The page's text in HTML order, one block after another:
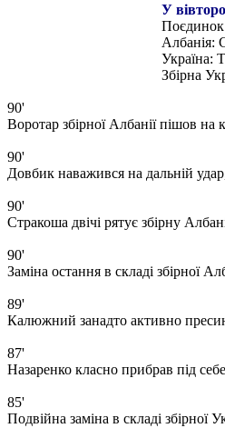
У
Поєдинок
Албанія:
Україна:
Збірна
90'
Воротар збірної Албанії пішов
90'
Довбик наважився на дальній
90'
Стракоша двічі рятує збірну
90'
Заміна остання в складі збірної
89'
Калюжний занадто активно
87'
Назаренко класно прибрав під
85'
Подвійна заміна в складі